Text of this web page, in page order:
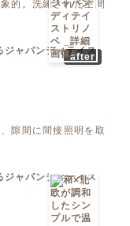
的。洗練された空間
after
隙間に間接照明を取